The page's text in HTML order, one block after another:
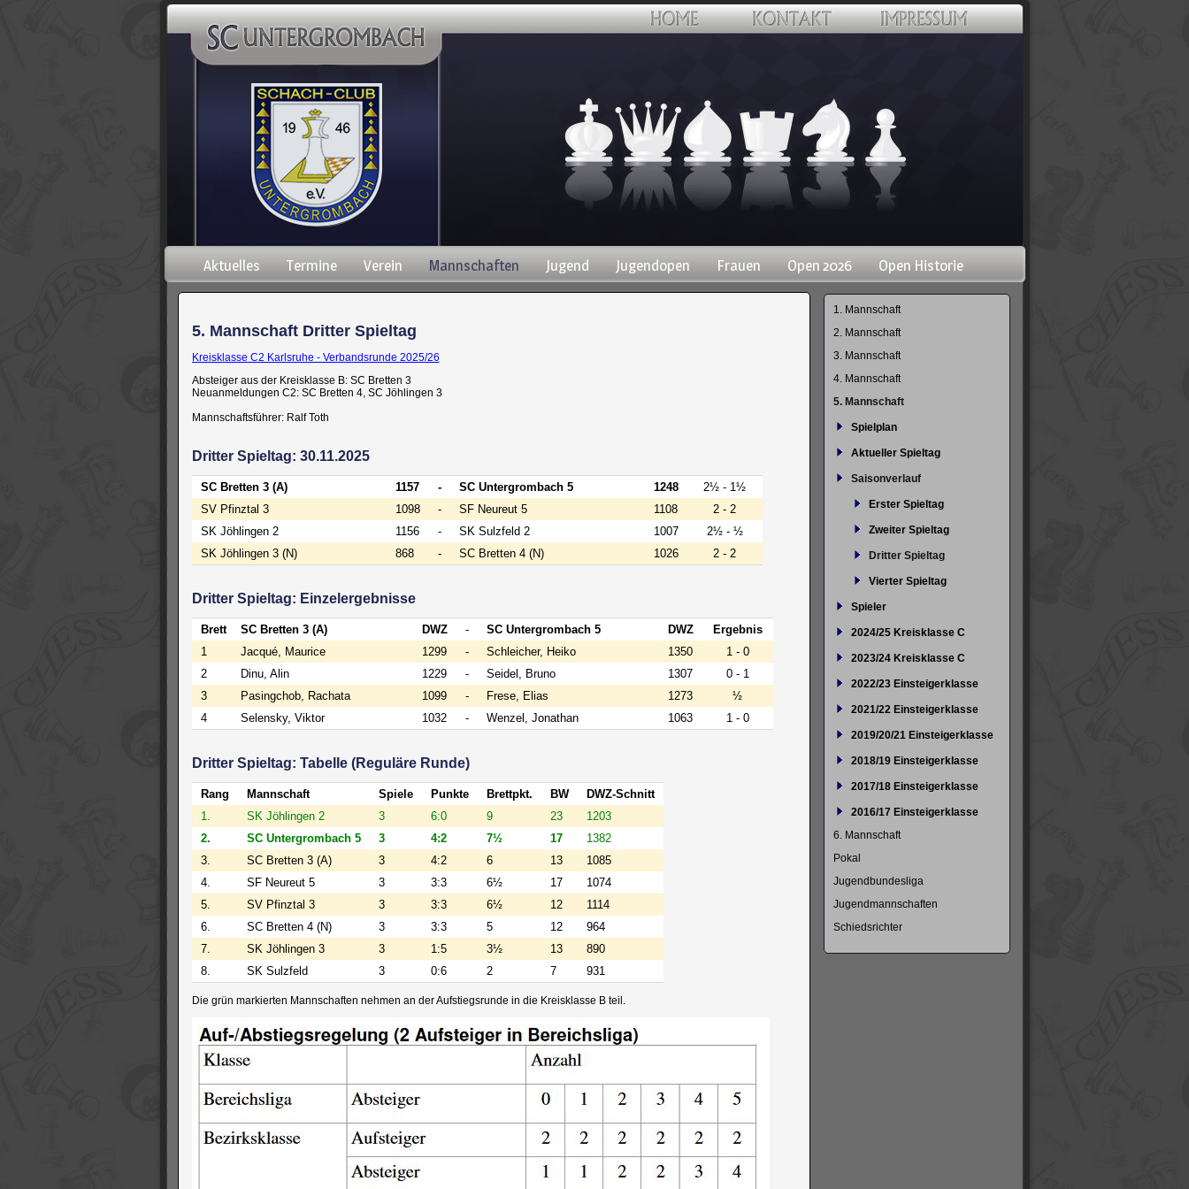
Navigation
überspringen
Aktuelles Termine Verein Mannschaften Jugend Jugendopen Frauen Open 2026 Open Historie
5. Mannschaft Dritter Spieltag
Kreisklasse C2 Karlsruhe - Verbandsrunde 2025/26
Absteiger aus der Kreisklasse B: SC Bretten 3
Neuanmeldungen C2: SC Bretten 4,SC Jöhlingen 3
Mannschaftsführer: Ralf Toth
Dritter Spieltag: 30.11.2025
SC Bretten 3 (A) 1157 - SC Untergrombach 5 1248
2½ - 1½
SV Pfinztal 3
1098 - SF Neureut 5 1108
2 - 2
SK Jöhlingen 2
1156 - SK Sulzfeld 2 1007
2½ - ½
SK Jöhlingen 3 (N)
868 - SC Bretten 4 (N) 1026 2 - 2
Dritter Spieltag: Einzelergebnisse
Brett SC Bretten 3 (A) DWZ - SC Untergrombach 5 DWZ
Ergebnis
1
Jacqué, Maurice 1299 - Schleicher, Heiko 1350
1 - 0
2
Dinu, Alin 1229 - Seidel, Bruno 1307
0 - 1
3
Pasingchob, Rachata 1099 - Frese, Elias 1273
½
4
Selensky, Viktor 1032 - Wenzel, Jonathan 1063 1 - 0
Dritter Spieltag: Tabelle (Reguläre Runde)
Rang Mannschaft Spiele Punkte Brettpkt. BW
DWZ-Schnitt
1.
SK Jöhlingen 2 3 6:0 9 23
1203
2.
SC Untergrombach 5 3 4:2 7½ 17
1382
3.
SC Bretten 3 (A) 3 4:2 6 13
1085
4.
SF Neureut 5 3 3:3 6½ 17
1074
5.
SV Pfinztal 3 3 3:3 6½ 12
1114
6.
SC Bretten 4 (N) 3 3:3 5 12
964
7.
SK Jöhlingen 3 3 1:5 3½ 13
890
8.
SK Sulzfeld 3 0:6 2 7 931
Die grün markierten Mannschaften nehmen an der Aufstiegsrunde in die Kreisklasse B teil.
Navigation
1. Mannschaft
2. Mannschaft
3. Mannschaft
4. Mannschaft
5. Mannschaft
Spielplan
Aktueller Spieltag
Saisonverlauf
Erster Spieltag
Zweiter Spieltag
Dritter Spieltag
Vierter Spieltag
Spieler
2024/25 Kreisklasse C
2023/24 Kreisklasse C
2022/23 Einsteigerklasse
2021/22 Einsteigerklasse
2019/20/21 Einsteigerklasse
2018/19 Einsteigerklasse
2017/18 Einsteigerklasse
2016/17 Einsteigerklasse
6. Mannschaft
Pokal
Jugendbundesliga
Jugendmannschaften
Schiedsrichter